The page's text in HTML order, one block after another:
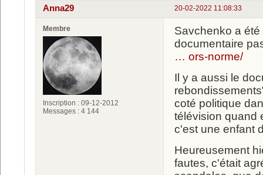
20-02-2022 11:08:33
Anna29
Membre
Inscription : 09-12-2012
Messages : 4 144
Savchenko a
documentaire
… ors-norme/
Il y a aussi le
coté politique
télévision quand
c'est une enfant
Heureusement
fautes, c'était